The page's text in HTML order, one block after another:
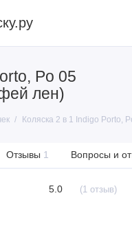
Po 05
лен)
Коляска 2 в 1 Indigo
Отзывы 1 Вопросы и
5.0 (1 отзыв)